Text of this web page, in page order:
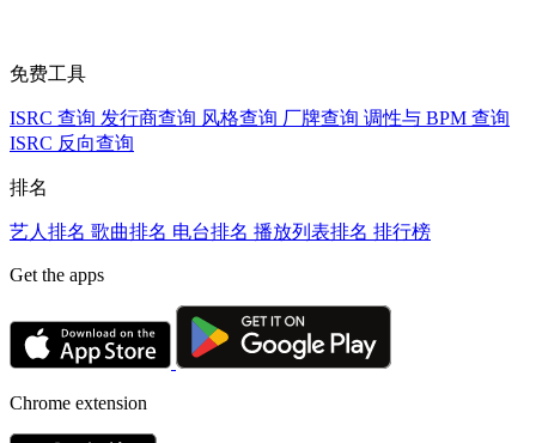
免费工具
ISRC 查询 发行商查询 风格查询 厂牌查询 调性与 BPM 查询
ISRC 反向查询
排名
艺人排名 歌曲排名 电台排名 播放列表排名 排行榜
Get the apps
Chrome extension